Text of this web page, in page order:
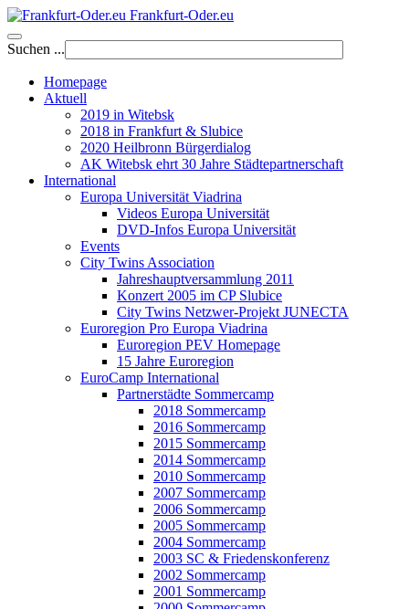
Frankfurt-Oder.eu
Suchen ...
Homepage
Aktuell
2019 in Witebsk
2018 in Frankfurt & Slubice
2020 Heilbronn Bürgerdialog
AK Witebsk ehrt 30 Jahre Städtepartnerschaft
International
Europa Universität Viadrina
Videos Europa Universität
DVD-Infos Europa Universität
Events
City Twins Association
Jahreshauptversammlung 2011
Konzert 2005 im CP Slubice
City Twins Netzwer-Projekt JUNECTA
Euroregion Pro Europa Viadrina
Euroregion PEV Homepage
15 Jahre Euroregion
EuroCamp International
Partnerstädte Sommercamp
2018 Sommercamp
2016 Sommercamp
2015 Sommercamp
2014 Sommercamp
2010 Sommercamp
2007 Sommercamp
2006 Sommercamp
2005 Sommercamp
2004 Sommercamp
2003 SC & Friedenskonferenz
2002 Sommercamp
2001 Sommercamp